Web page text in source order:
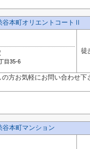
谷本町オリエントコートⅡ
目35-6
徒
方お気軽にお問い合わせ
谷本町マンション